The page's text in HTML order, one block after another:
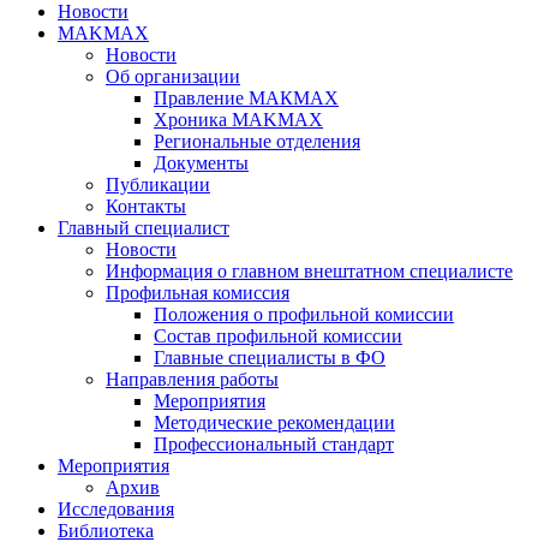
Новости
MAKMAX
Новости
Об организации
Правление МАКМАХ
Хроника MAKMAX
Региональные отделения
Документы
Публикации
Контакты
Главный специалист
Новости
Информация о главном внештатном специалисте
Профильная комиссия
Положения о профильной комиссии
Состав профильной комиссии
Главные специалисты в ФО
Направления работы
Мероприятия
Методические рекомендации
Профессиональный стандарт
Мероприятия
Архив
Исследования
Библиотека